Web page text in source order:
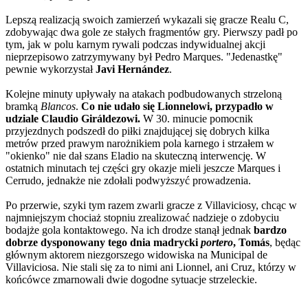
Lepszą realizacją swoich zamierzeń wykazali się gracze Realu C,
zdobywając dwa gole ze stałych fragmentów gry. Pierwszy padł po
tym, jak w polu karnym rywali podczas indywidualnej akcji
nieprzepisowo zatrzymywany był Pedro Marques. "Jedenastkę"
pewnie wykorzystałJavi Hernández.
Kolejne minuty upływały na atakach podbudowanych strzeloną
bramką Blancos. Co nie udało się Lionnelowi, przypadło w
udziale Claudio Giráldezowi. W 30. minucie pomocnik
przyjezdnych podszedł do piłki znajdującej się dobrych kilka
metrów przed prawym narożnikiem pola karnego i strzałem w
"okienko" nie dał szans Eladio na skuteczną interwencję. W
ostatnich minutach tej części gry okazje mieli jeszcze Marques i
Cerrudo, jednakże nie zdołali podwyższyć prowadzenia.
Po przerwie, szyki tym razem zwarli gracze z Villaviciosy, chcąc w
najmniejszym chociaż stopniu zrealizować nadzieje o zdobyciu
bodajże gola kontaktowego. Na ich drodze stanął jednak bardzo
dobrze dysponowany tego dnia madrycki portero, Tomás, będąc
głównym aktorem niezgorszego widowiska na Municipal de
Villaviciosa. Nie stali się za to nimi ani Lionnel, ani Cruz, którzy w
końcówce zmarnowali dwie dogodne sytuacje strzeleckie.